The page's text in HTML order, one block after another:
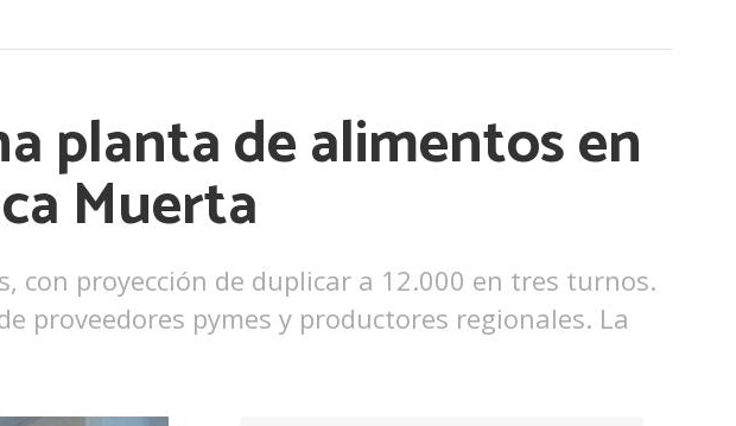
planta de alimentos en
Muerta
con proyección de duplicar a 12.000 en tres turnos.
proveedores pymes y productores regionales. La